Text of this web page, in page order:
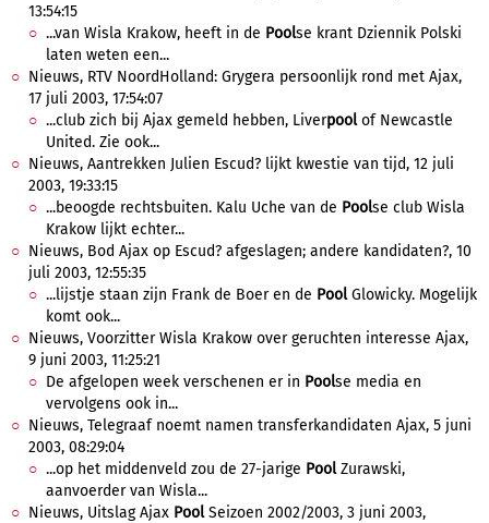
13:54:15
...van Wisla Krakow, heeft in de Poolse krant Dziennik Polski
laten weten een...
Nieuws, RTV NoordHolland: Grygera persoonlijk rond met Ajax,
17 juli 2003, 17:54:07
...club zich bij Ajax gemeld hebben, Liverpoolof Newcastle
United. Zie ook...
Nieuws, Aantrekken Julien Escud? lijkt kwestie van tijd, 12 juli
2003, 19:33:15
...beoogde rechtsbuiten. Kalu Uche van de Poolse club Wisla
Krakow lijkt echter...
Nieuws, Bod Ajax op Escud? afgeslagen; andere kandidaten?, 10
juli 2003, 12:55:35
...lijstje staan zijn Frank de Boer en de PoolGlowicky. Mogelijk
komt ook...
Nieuws, Voorzitter Wisla Krakow over geruchten interesse Ajax,
9 juni 2003, 11:25:21
De afgelopen week verschenen er in Poolse media en
vervolgens ook in...
Nieuws, Telegraaf noemt namen transferkandidaten Ajax, 5 juni
2003, 08:29:04
...op het middenveld zou de 27-jarige PoolZurawski,
aanvoerder van Wisla...
Nieuws, Uitslag Ajax PoolSeizoen 2002/2003, 3 juni 2003,